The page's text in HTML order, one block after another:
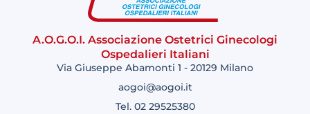
A.O.G.O.I. Associazione Ostetrici Ginecologi
Ospedalieri Italiani
Via Giuseppe Abamonti 1 - 20129 Milano
aogoi@aogoi.it
Tel. 02 29525380